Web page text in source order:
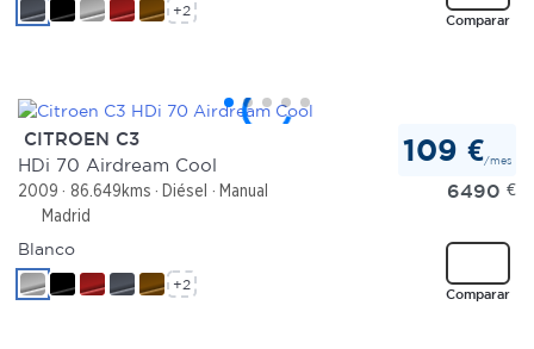
Comparar
+2
CITROEN C3
HDi 70 Airdream Cool
2009 86.649kms Diésel
Manual
Madrid
109 €/mes
6490 €
Comparar
Blanco
+2